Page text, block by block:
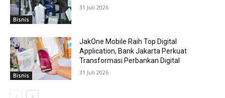
Bisnis
31 Juli 2026
Bisnis
JakOne Mobile Raih Top Digital
Application, Bank Jakarta Perkuat
Transformasi Perbankan Digital
31 Juli 2026